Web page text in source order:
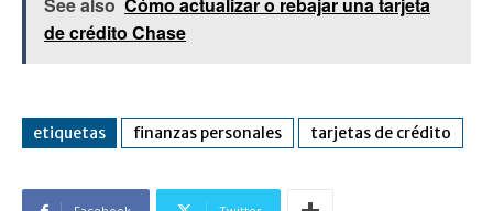
de crédito Chase
etiquetas finanzas personales tarjetas de crédito